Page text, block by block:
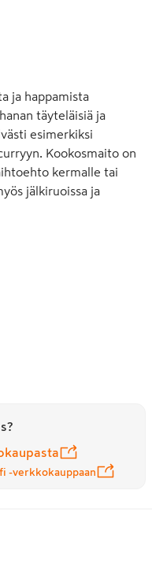
ja happamista
täyteläisiä ja
esimerkiksi
Kookosmaito on
kermalle tai
jälkiruoissa ja
-verkkokauppaan